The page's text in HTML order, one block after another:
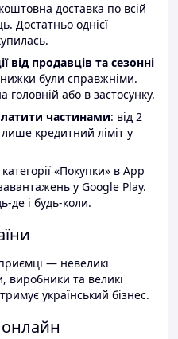
доставка по всій
Достатньо однієї
від продавців та сезонні
були справжніми.
головній або в застосунку.
частинами: від 2
кредитний ліміт у
«Покупки» в App
у Google Play.
де і будь-коли.
— невеликі
виробники та великі
український бізнес.